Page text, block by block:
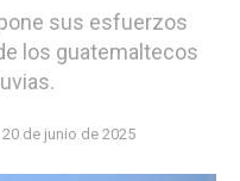
sus esfuerzos
los guatemaltecos
20 de junio de 2025